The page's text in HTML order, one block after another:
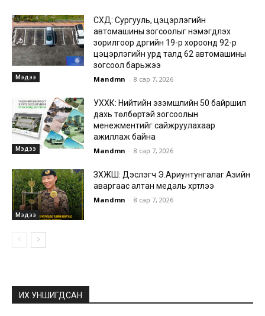
Мэдээ
СХД: Сургууль, цэцэрлэгийн
автомашины зогсоолыг нэмэгдүүлэх
зорилгоор дүүргийн 19-р хороонд 92-р
цэцэрлэгийн урд талд 62 автомашины
зогсоол барьжээ
Mandmn - 8 сар 7, 2026
Мэдээ
УХХК: Нийтийн эзэмшлийн 50 байршил
дахь төлбөртэй зогсоолын
менежментийг сайжруулахаар
ажиллаж байна
Mandmn - 8 сар 7, 2026
Мэдээ
ЗХЖШ: Дэслэгч Э.Ариунтунгалаг Азийн
аваргаас алтан медаль хүртлээ
Mandmn - 8 сар 7, 2026
ИХ УНШИГДСАН